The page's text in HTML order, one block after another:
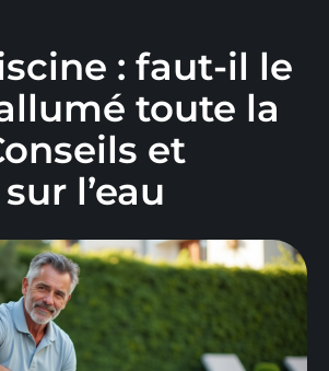
: faut-il le
toute la
et
l’eau